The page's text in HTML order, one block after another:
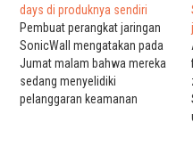
days di produknya sendiri
Pembuat perangkat jaringan
SonicWall mengatakan pada
Jumat malam bahwa mereka
sedang menyelidiki
pelanggaran keamanan